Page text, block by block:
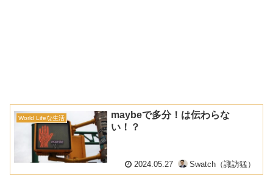
World Lifeな生活
maybeで多分！は伝わらな
い！？
2024.05.27 Swatch（諏訪猛）